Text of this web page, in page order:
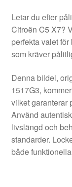
Letar du efter
Citroën C5 X7?
perfekta valet
som kräver
Denna bildel,
1517G3,
vilket garanterar
Använd
livslängd och
standarder.
både